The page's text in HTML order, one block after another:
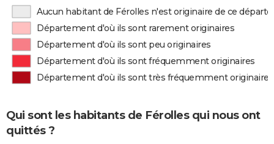
Aucun habitant de Férolles n'est originaire de ce
Département d'où ils sont rarement originaires
Département d'où ils sont peu originaires
Département d'où ils sont fréquemment originaires
Département d'où ils sont très fréquemment originaires
Qui sont les habitants de Férolles qui nous ont
quittés ?